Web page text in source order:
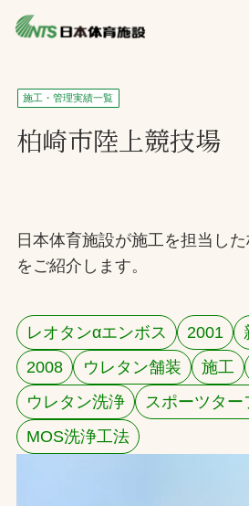
私たちの強み
ニュース
製品・サービス一覧
施工・管理実績一覧
採用情報
お問合せ
施工・管理実績一覧
柏崎市陸上競技場
日本体育施設が施工を担当し
をご紹介します。
レオタンαエンボス 2001
2008
ウレタン舗装 施工
ウレタン洗浄
スポーツター
MOS洗浄工法